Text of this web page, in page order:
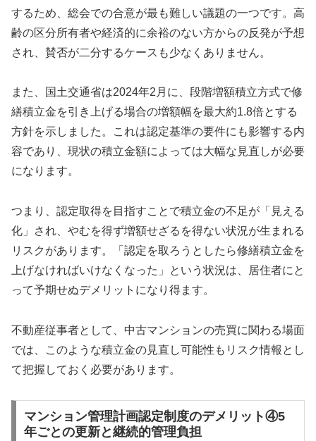
するため、総会での合意が最も難しい議題の一つです。高
齢の区分所有者や経済的に余裕のない方からの反発が予想
され、賛否が二分するケースも少なくありません。
また、国土交通省は2024年2月に、段階増額積立方式で修
繕積立金を引き上げる場合の増額幅を最大約1.8倍とする
方針を示しました。これは認定基準の要件にも影響する内
容であり、現状の積立金額によっては大幅な見直しが必要
になります。
つまり、認定取得を目指すことで積立金の不足が「見える
化」され、やむを得ず増額せざるを得ない状況が生まれる
リスクがあります。「認定を取ろうとしたら修繕積立金を
上げなければいけなくなった」という状況は、居住者にと
って予期せぬデメリットになり得ます。
不動産従事者として、中古マンションの売買に関わる場面
では、このような積立金の見直し可能性もリスク情報とし
て把握しておく必要があります。
マンション管理計画認定制度のデメリット④5
年ごとの更新と継続的管理負担